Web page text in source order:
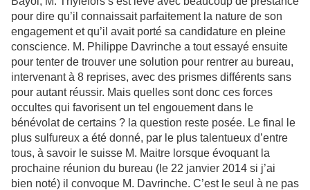
pour dire qu’il connaissait parfaitement la nature de son
engagement et qu’il avait porté sa candidature en pleine
conscience. M. Philippe Davrinche a tout essayé ensuite
pour tenter de trouver une solution pour rentrer au bureau,
intervenant à 8 reprises, avec des prismes différents sans
pour autant réussir. Mais quelles sont donc ces forces
occultes qui favorisent un tel engouement dans le
bénévolat de certains ? la question reste posée. Le final le
plus sulfureux a été donné, par le plus talentueux d’entre
tous, à savoir le suisse M. Maitre lorsque évoquant la
prochaine réunion du bureau (le 22 janvier 2014 si j’ai
bien noté) il convoque M. Davrinche. C’est le seul à ne pas